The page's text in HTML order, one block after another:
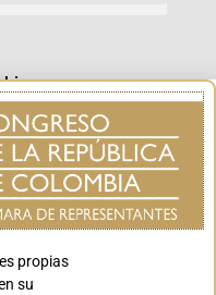
propias
su